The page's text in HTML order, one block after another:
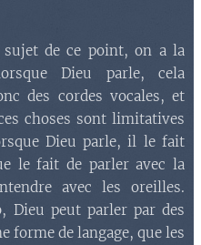
de ce point, on a la
Dieu parle, cela
des cordes vocales, et
choses sont limitatives
Dieu parle, il le fait
le fait de parler avec la
avec les oreilles.
Dieu peut parler par des
forme de langage, que les